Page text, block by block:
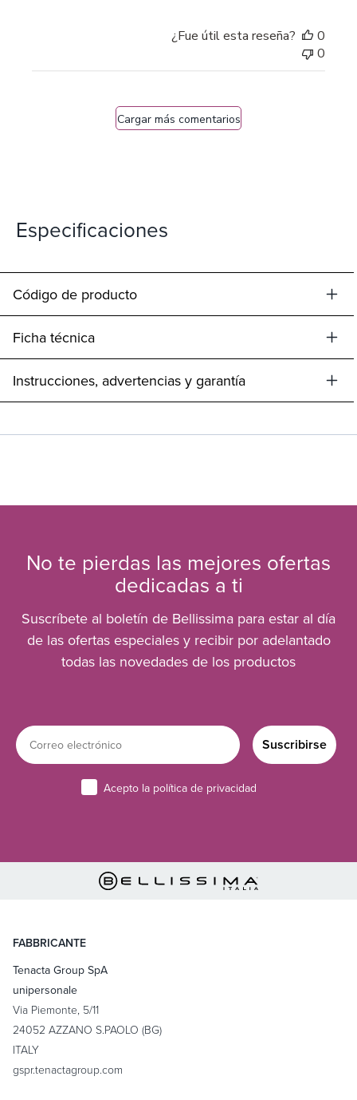
¿Fue útil esta reseña?
0
0
Cargar más comentarios
Especificaciones
Código de producto
Ficha técnica
Instrucciones, advertencias y garantía
No te pierdas las mejores ofertas
dedicadas a ti
Suscríbete al boletín de Bellissima para estar al día
de las ofertas especiales y recibir por adelantado
todas las novedades de los productos
Email
Suscribirse
PrivacyAcepto la política de privacidad
FABBRICANTE
Tenacta Group SpA
unipersonale
Via Piemonte, 5/11
24052 AZZANO S.PAOLO (BG)
ITALY
gspr.tenactagroup.com